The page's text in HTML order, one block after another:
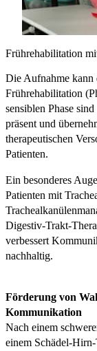
Frührehabilitation
Die Aufnahme kann
Frührehabilitation
sensiblen Phase
präsent und
therapeutischen
Patienten.
Ein besonderes
Patienten mit
Digestiv-Trakt-
verbessert
nachhaltig.
Förderung von
Kommunikation
Nach einem
einem Schädel-